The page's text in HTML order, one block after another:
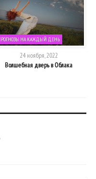
НА КАЖДЫЙ ДЕНЬ
24 ноября, 2022
Волшебная дверь в Облака